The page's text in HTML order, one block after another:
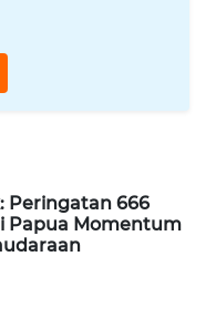
Peringatan 666
Papua Momentum